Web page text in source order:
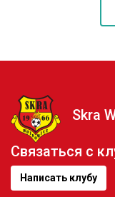
Skra
Связаться с
Написать клубу